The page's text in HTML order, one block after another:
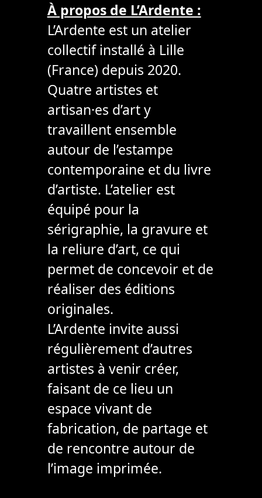
À propos de L’Ardente :
L’Ardente est un atelier
collectif installé à Lille
(France) depuis 2020.
Quatre artistes et
artisan·es d’art y
travaillent ensemble
autour de l’estampe
contemporaine et du livre
d’artiste. L’atelier est
équipé pour la
sérigraphie, la gravure et
la reliure d’art, ce qui
permet de concevoir et de
réaliser des éditions
originales.
L’Ardente invite aussi
régulièrement d’autres
artistes à venir créer,
faisant de ce lieu un
espace vivant de
fabrication, de partage et
de rencontre autour de
l’image imprimée.